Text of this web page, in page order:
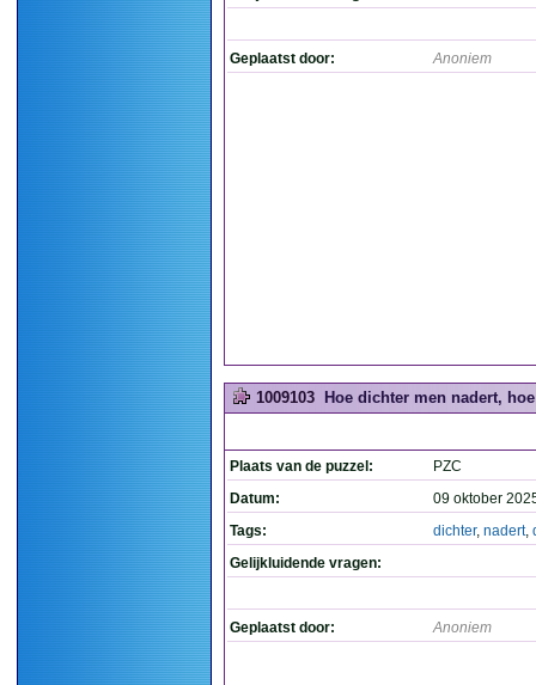
Geplaatst door: Anoniem
1009103 Hoe dichter men nadert,
Plaats van de puzzel:
PZC
Datum:
09 oktober
Tags:
dichter, nadert,
Gelijkluidende vragen:
Geplaatst door: Anoniem